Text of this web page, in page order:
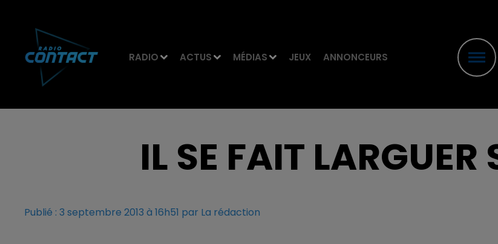
RADIO ACTUS MÉDIAS JEUX ANNONCEURS
IL SE FAIT LARGUER
Publié : 3 septembre 2013 à 16h51 par La rédaction